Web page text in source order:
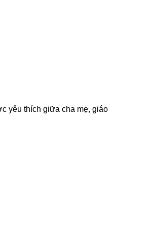
yêu thích giữa cha mẹ, giáo